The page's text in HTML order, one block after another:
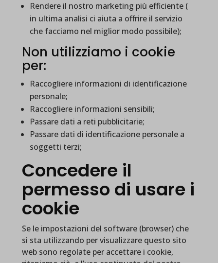
Rendere il nostro marketing più efficiente (
in ultima analisi ci aiuta a offrire il servizio
che facciamo nel miglior modo possibile);
Non utilizziamo i cookie
per:
Raccogliere informazioni di identificazione
personale;
Raccogliere informazioni sensibili;
Passare dati a reti pubblicitarie;
Passare dati di identificazione personale a
soggetti terzi;
Concedere il
permesso di usare i
cookie
Se le impostazioni del software (browser) che
si sta utilizzando per visualizzare questo sito
web sono regolate per accettare i cookie,